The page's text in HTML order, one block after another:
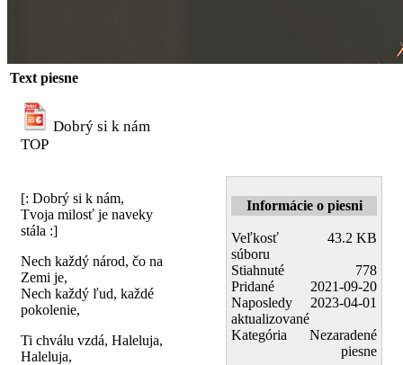
Text piesne
Dobrý si k nám
TOP
[: Dobrý si k nám,
Tvoja milosť je naveky
stála :]
Nech každý národ, čo na
Zemi je,
Nech každý ľud, každé
pokolenie,
Ti chválu vzdá, Haleluja,
Haleluja,
Informácie o piesni
Veľkosť
súboru
43.2 KB
Stiahnuté
778
Pridané
2021-09-20
Naposledy
aktualizované
2023-04-01
Kategória
Nezaradené
piesne